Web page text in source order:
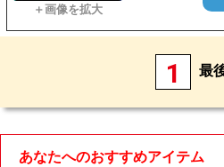
1 最
あなたへのおすすめアイテム